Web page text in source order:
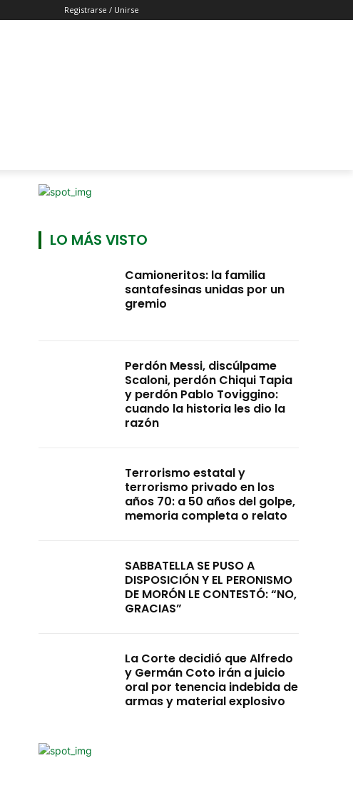
Registrarse / Unirse
LO MÁS VISTO
Camioneritos: la familia
santafesinas unidas por un
gremio
Perdón Messi, discúlpame
Scaloni, perdón Chiqui Tapia
y perdón Pablo Toviggino:
cuando la historia les dio la
razón
Terrorismo estatal y
terrorismo privado en los
años 70: a 50 años del golpe,
memoria completa o relato
SABBATELLA SE PUSO A
DISPOSICIÓN Y EL PERONISMO
DE MORÓN LE CONTESTÓ: “NO,
GRACIAS”
La Corte decidió que Alfredo
y Germán Coto irán a juicio
oral por tenencia indebida de
armas y material explosivo